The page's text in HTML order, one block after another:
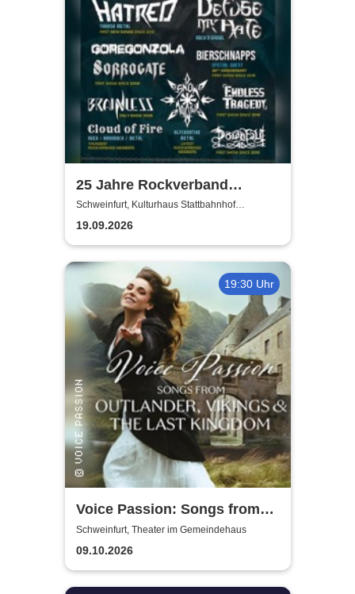
25 Jahre Rockverband
Schweinfurt e.V.
Schweinfurt, Kulturhaus Stattbahnhof
Schweinfurt
19.09.2026
19:30 Uhr
Voice Passion: Songs from
Outlander, Vikings & The Last
Kingdom
Schweinfurt, Theater im Gemeindehaus
09.10.2026